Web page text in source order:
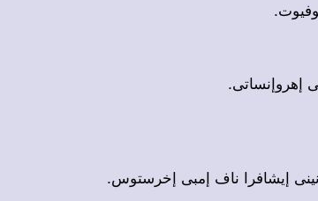
إهروإنساتى.
إيشافرا ناف إمبى إخرستوس.